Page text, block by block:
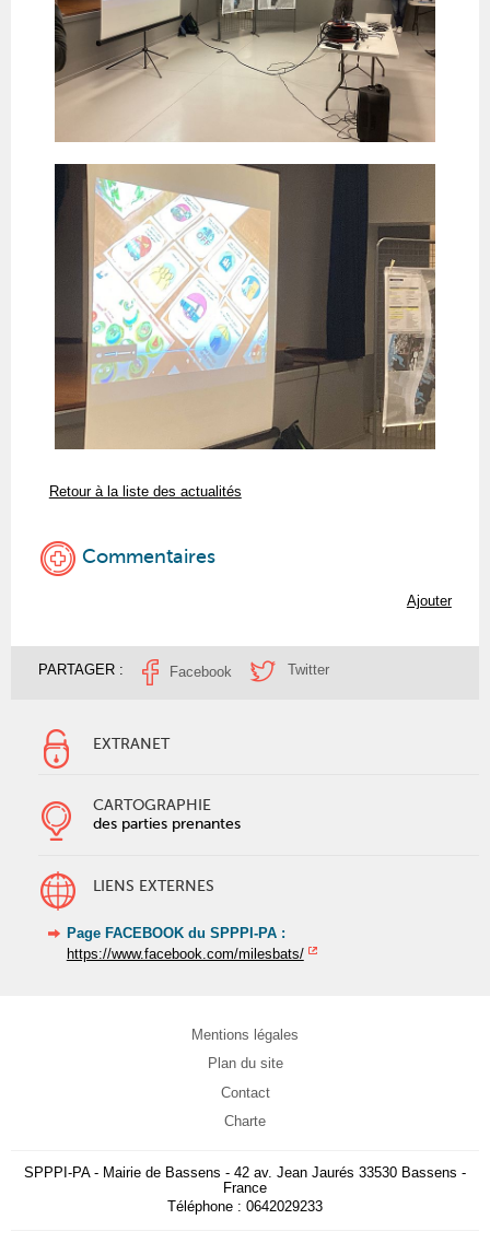
Retour à la liste des actualités
Commentaires
Ajouter
PARTAGER : Facebook Twitter
EXTRANET
CARTOGRAPHIE
des parties prenantes
LIENS EXTERNES
Page FACEBOOK du SPPPI-PA :
https://www.facebook.com/milesbats/
Mentions légales
Plan du site
Contact
Charte
SPPPI-PA- Mairie de Bassens - 42 av. Jean Jaurés 33530 Bassens -
France
Téléphone : 0642029233